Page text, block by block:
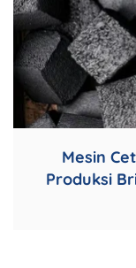
Mesin
Produksi